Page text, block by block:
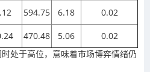
594.75 6.18
0.02
470.48 5.06
0.02
处于高位，意味着市场博弈情绪仍